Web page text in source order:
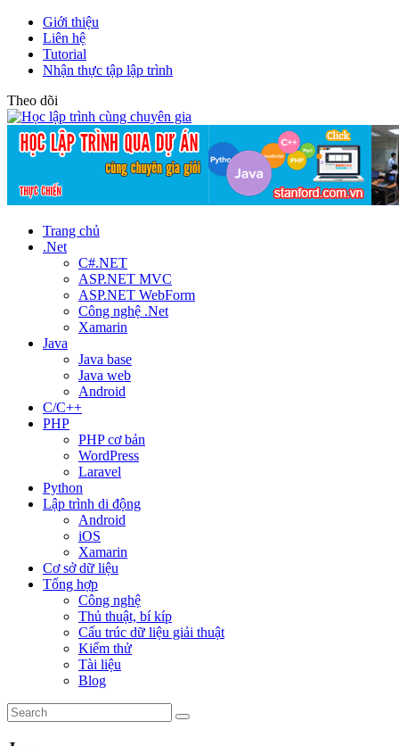
Giới thiệu
Liên hệ
Tutorial
Nhận thực tập lập trình
Theo dõi
Trang chủ
.Net
C#.NET
ASP.NET MVC
ASP.NET WebForm
Công nghệ .Net
Xamarin
Java
Java base
Java web
Android
C/C++
PHP
PHP cơ bản
WordPress
Laravel
Python
Lập trình di động
Android
iOS
Xamarin
Cơ sở dữ liệu
Tổng hợp
Công nghệ
Thủ thuật, bí kíp
Cấu trúc dữ liệu giải thuật
Kiểm thử
Tài liệu
Blog